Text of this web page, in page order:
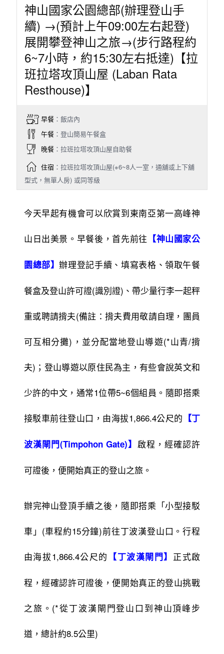
神山國家公園總部(辦理登山手
續) →(預計上午09:00左右起登)
展開攀登神山之旅→(步行路程約
6~7小時，約15:30左右抵達)【拉
班拉塔攻頂山屋 (Laban Rata
Resthouse)】
早餐：飯店內
午餐：登山簡易午餐盒
晚餐：拉班拉塔攻頂山屋自助餐
住宿：拉班拉塔攻頂山屋(※6~8人一室，通舖或上下舖
型式，無單人房) 或同等級
今天早起有機會可以欣賞到東南亞第一高峰神
山日出美景。早餐後，首先前往 【神山國家公
園總部】辦理登記手續、填寫表格、領取午餐
餐盒及登山許可證(識別證)、帶少量行李一起秤
重或聘請揹夫(備註：揹夫費用敬請自理，團員
可互相分攤)，並分配當地登山導遊(*山青/揹
夫)；登山導遊以原住民為主，有些會說英文和
少許的中文，通常1位帶5~6個組員。隨即搭乘
接駁車前往登山口，由海拔1,866.4公尺的 【丁
波漢閘門(Timpohon Gate)】 啟程，經確認許
可證後，便開始真正的登山之旅。
辦完神山登頂手續之後，隨即搭乘「小型接駁
車」(車程約15分鐘)前往丁波漢登山口。行程
由海拔1,866.4公尺的 【丁波漢閘門】 正式啟
程，經確認許可證後，便開始真正的登山挑戰
之旅。(*從丁波漢閘門登山口到神山頂峰步
道，總計約8.5公里)